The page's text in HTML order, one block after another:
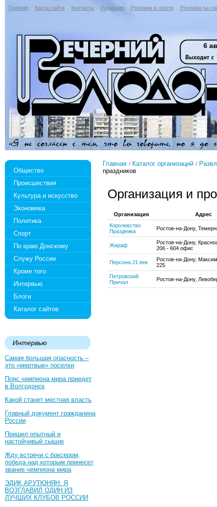
Главная Карта сайта Контакты Редакция Реклама в газете Реклама на
6
Общество
Происшествия
Культура и искусство
Экономика
Политика
Спорт
По краю Донскому
Служу России
Кроме того
Интервью
Блоги
Каталог сайтов
Интервью
Самая большая опасность –
это «мертвые» поселки
Пояс чемпиона мира приедет
в Волгодонск
Какой станет местная власть
Главный документ гражданина
России
Пришел опытный и
настойчивый сыщик
Жду встречи с боксером,
победа над которым принесет
звание чемпиона мира
ЭДИК АРУТЮНЯН: Я
ВОЗГЛАВИЛ ОДИН ИЗ
ЛУЧШИХ КЛУБОВ РОССИИ
Главная Каталог организаций
праздников
Организация и
Организация
Адрес
Королевство
Праздника
Ростов-на-Дону,
Жираф
Ростов-на-Дону,
206 - 604 офис
Персона 21 век
Ростов-на-Дону,
225
Петровский
Причал
Ростов-на-Дону,